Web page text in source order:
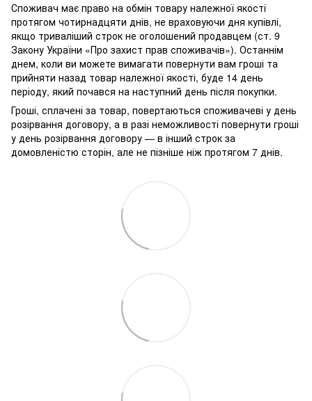
Споживач має право на обмін товару належної якості
протягом чотирнадцяти днів, не враховуючи дня купівлі,
якщо триваліший строк не оголошений продавцем (ст. 9
Закону України «Про захист прав споживачів»). Останнім
днем, коли ви можете вимагати повернути вам гроші та
прийняти назад товар належної якості, буде 14 день
періоду, який почався на наступний день після покупки.
Гроші, сплачені за товар, повертаються споживачеві у день
розірвання договору, а в разі неможливості повернути гроші
у день розірвання договору — в інший строк за
домовленістю сторін, але не пізніше ніж протягом 7 днів.